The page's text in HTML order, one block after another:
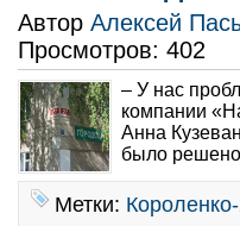
Автор Алексей
Просмотров: 402
– У нас
компании
Анна
было
Метки: